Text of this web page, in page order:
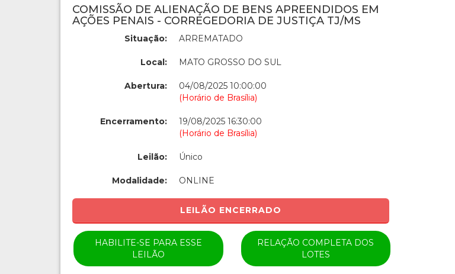
COMISSÃO DE ALIENAÇÃO DE BENS APREENDIDOS EM
AÇÕES PENAIS - CORREGEDORIA DE JUSTIÇA TJ/MS
Situação: ARREMATADO
Local: MATO GROSSO DO SUL
Abertura:
04/08/2025 10:00:00
(Horário de Brasília)
Encerramento:
19/08/2025 16:30:00
(Horário de Brasília)
Leilão: Único
Modalidade: ONLINE
LEILÃO ENCERRADO
HABILITE-SE PARA ESSE
LEILÃO
RELAÇÃO COMPLETA DOS
LOTES